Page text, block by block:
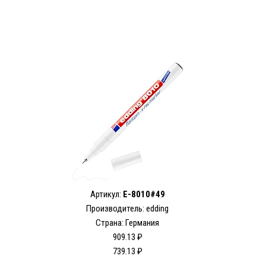
Артикул: E-8010#49
Производитель: edding
Страна: Германия
909.13 ₽
739.13 ₽